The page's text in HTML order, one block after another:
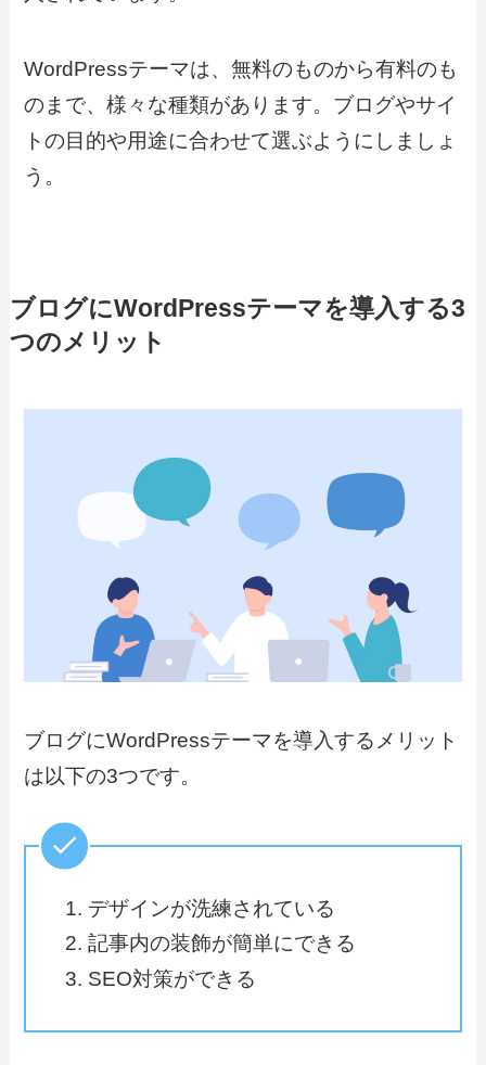
WordPressテーマは、無料のものから有料のも
のまで、様々な種類があります。ブログやサイ
トの目的や用途に合わせて選ぶようにしましょ
う。
ブログにWordPressテーマを導入する3
つのメリット
ブログにWordPressテーマを導入するメリット
は以下の3つです。
デザインが洗練されている
記事内の装飾が簡単にできる
SEO対策ができる